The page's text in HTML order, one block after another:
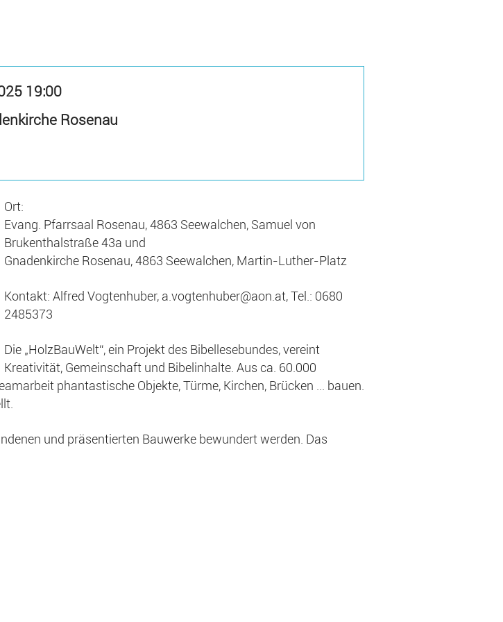
19:00
Rosenau
Ort:
Evang. Pfarrsaal Rosenau, 4863 Seewalchen, Samuel von
Brukenthalstraße 43a und
Gnadenkirche Rosenau, 4863 Seewalchen, Martin-Luther-Platz
Kontakt: Alfred Vogtenhuber, a.vogtenhuber@aon.at, Tel.: 0680
2485373
Die „HolzBauWelt“, ein Projekt des Bibellesebundes, vereint
Kreativität, Gemeinschaft und Bibelinhalte. Aus ca. 60.000
phantastische Objekte, Türme, Kirchen, Brücken ... bauen.
und präsentierten Bauwerke bewundert werden. Das